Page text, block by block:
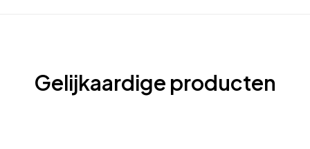
Gelijkaardige producten